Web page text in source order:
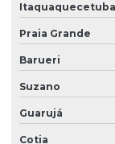
Empresa de
Empresa de serviço
Empresa de
Itaquaquecetuba
Praia Grande
Barueri
Suzano
Guarujá
Cotia